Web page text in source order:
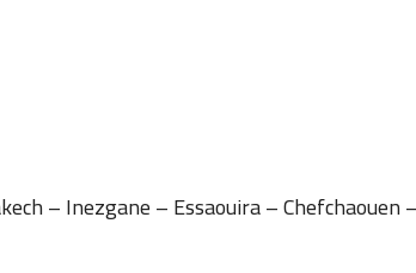
– Inezgane – Essaouira – Chefchaouen